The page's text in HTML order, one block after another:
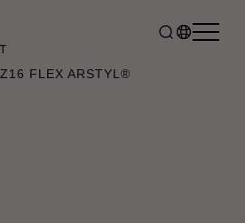
Z16 FLEX ARSTYL®